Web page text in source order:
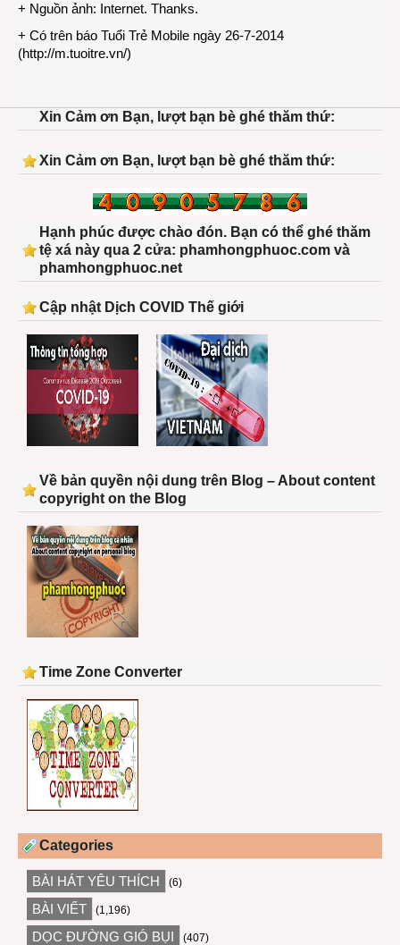
+ Nguồn ảnh: Internet. Thanks.
+ Có trên báo Tuổi Trẻ Mobile ngày 26-7-2014
(http://m.tuoitre.vn/)
Xin Cảm ơn Bạn, lượt bạn bè ghé thăm thứ:
Xin Cảm ơn Bạn, lượt bạn bè ghé thăm thứ:
Hạnh phúc được chào đón. Bạn có thể ghé thăm
tệ xá này qua 2 cửa: phamhongphuoc.com và
phamhongphuoc.net
Cập nhật Dịch COVID Thế giới
Về bản quyền nội dung trên Blog – About content
copyright on the Blog
Time Zone Converter
Categories
BÀI HÁT YÊU THÍCH (6)
BÀI VIẾT (1,196)
DỌC ĐƯỜNG GIÓ BỤI (407)